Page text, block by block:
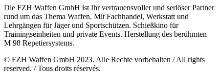
Die FZH Waffen GmbH ist Ihr vertrauensvoller und seriöser Partner
rund um das Thema Waffen. Mit Fachhandel, Werkstatt und
Lehrgängen für Jäger und Sportschützen. Schießkino für
Trainingseinheiten und private Events. Herstellung des berühmten
M 98 Repetiersystems.
© FZH Waffen GmbH 2023. Alle Rechte vorbehalten / All rights
reserved. / Tous droits réservés.